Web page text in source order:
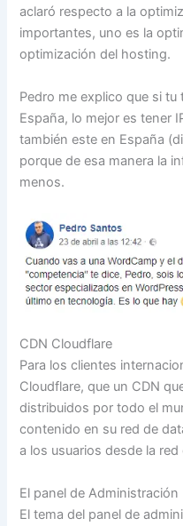
aclaró respecto a la
importantes, uno es la
optimización del hosting.
Pedro me explico que si
España, lo mejor es tener
también este en España
porque de esa manera la
menos.
CDN Cloudflare
Para los clientes
Cloudflare, que un CDN
distribuidos por todo el
contenido en su red de
a los usuarios desde la
El panel de Administración
El tema del panel de